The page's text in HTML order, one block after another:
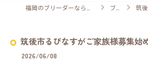
ブログ 筑後市
筑後市るぴなすがご家族様募集始
2026/06/08